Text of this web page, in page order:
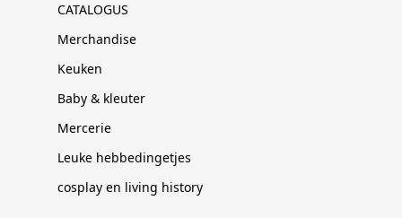
CATALOGUS
Merchandise
Keuken
Baby & kleuter
Mercerie
Leuke hebbedingetjes
cosplay en living history